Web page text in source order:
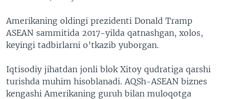
Amerikaning oldingi prezidenti Donald Tramp
ASEAN sammitida 2017-yilda qatnashgan, xolos,
keyingi tadbirlarni o’tkazib yuborgan.
Iqtisodiy jihatdan jonli blok Xitoy qudratiga qarshi
turishda muhim hisoblanadi. AQSh-ASEAN biznes
kengashi Amerikaning guruh bilan muloqotga